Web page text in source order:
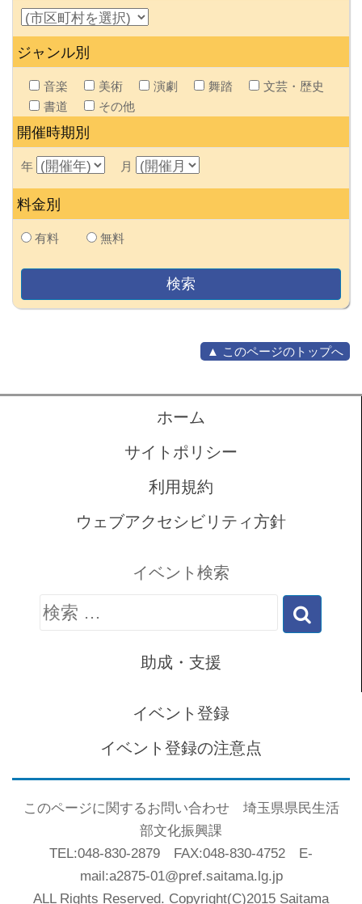
ジャンル別
音楽 美術 演劇 舞踏
文芸・歴史
書道
その他
開催時期別
年 月
料金別
有料 無料
▲ このページのトップへ
ホーム
サイトポリシー
利用規約
ウェブアクセシビリティ方針
イベント検索
検
助成・支援
イベント登録
イベント登録の注意点
このページに関するお問い合わせ 埼玉県県民生活
部文化振興課
TEL:048-830-2879 FAX:048-830-4752 E-
mail:a2875-01@pref.saitama.lg.jp
ALL Rights Reserved. Copyright(C)2015 Saitama